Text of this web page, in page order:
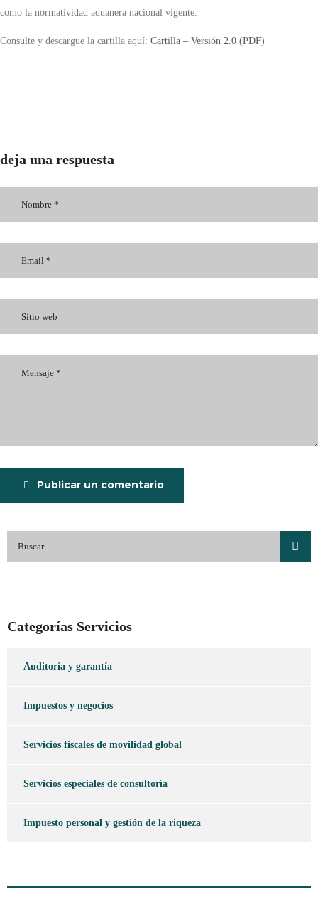
como la normatividad aduanera nacional vigente.
Consulte y descargue la cartilla aquí: Cartilla – Versión 2.0 (PDF)
deja una respuesta
Publicar un comentario
Categorías Servicios
Auditoría y garantía
Impuestos y negocios
Servicios fiscales de movilidad global
Servicios especiales de consultoría
Impuesto personal y gestión de la riqueza